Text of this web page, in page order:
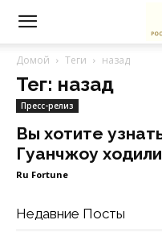
Домой Теги назад
Тег: назад
Пресс-релиз
Вы хотите
Гуанчжоу
Ru Fortune
Недавние Посты